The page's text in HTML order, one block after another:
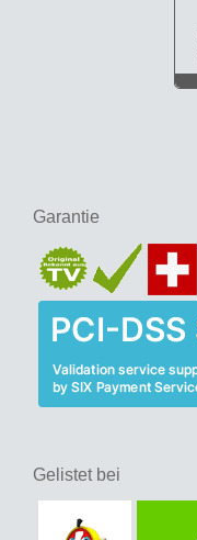
Garantie
Gelistet bei